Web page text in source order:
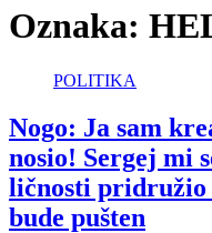
Oznaka:
POLITIKA
Nogo: Ja sam
nosio! Sergej mi
ličnosti pridružio
bude pušten